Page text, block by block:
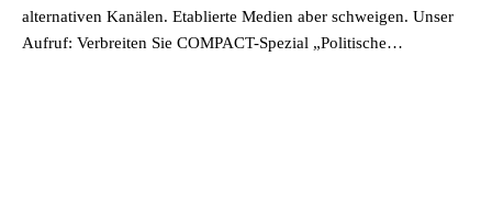
alternativen Kanälen. Etablierte Medien aber schweigen. Unser
Aufruf: Verbreiten Sie COMPACT-Spezial „Politische…